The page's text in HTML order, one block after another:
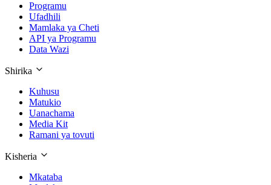
Programu
Ufadhili
Mamlaka ya Cheti
API ya Programu
Data Wazi
Shirika
Kuhusu
Matukio
Uanachama
Media Kit
Ramani ya tovuti
Kisheria
Mkataba